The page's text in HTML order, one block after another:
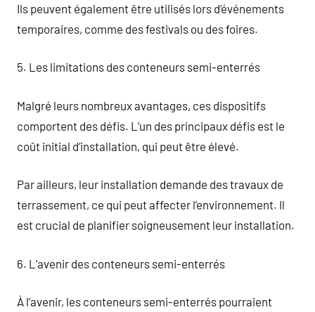
Ils peuvent également être utilisés lors d’événements
temporaires, comme des festivals ou des foires.
5. Les limitations des conteneurs semi-enterrés
Malgré leurs nombreux avantages, ces dispositifs
comportent des défis. L’un des principaux défis est le
coût initial d’installation, qui peut être élevé.
Par ailleurs, leur installation demande des travaux de
terrassement, ce qui peut affecter l’environnement. Il
est crucial de planifier soigneusement leur installation.
6. L’avenir des conteneurs semi-enterrés
À l’avenir, les conteneurs semi-enterrés pourraient